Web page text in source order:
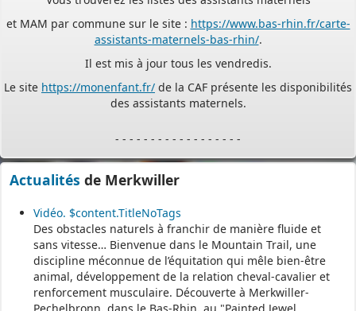
et MAM par commune sur le site :https://www.bas-rhin.fr/carte-
assistants-maternels-bas-rhin/.
Il est mis à jour tous les vendredis.
https://monenfant.fr/de la CAF présente les disponibilités
des assistants maternels.
Permanence mairie
Une permanence est assurée par le maire, sur rendez-vous.
Actualités de Merkwiller
Vidéo. $content.TitleNoTags
Des obstacles naturels à franchir de manière fluide et
sans vitesse… Bienvenue dans le Mountain Trail, une
discipline méconnue de l’équitation qui mêle bien-être
animal, développement de la relation cheval-cavalier et
renforcement musculaire. Découverte à Merkwiller-
Pechelbronn, dans le Bas-Rhin, au "Painted Jewel